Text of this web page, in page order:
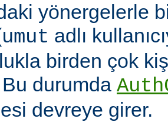
yönergelerle
umut adlı
birden çok
durumda
devreye girer.